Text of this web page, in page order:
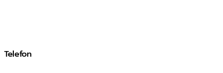
Telefon